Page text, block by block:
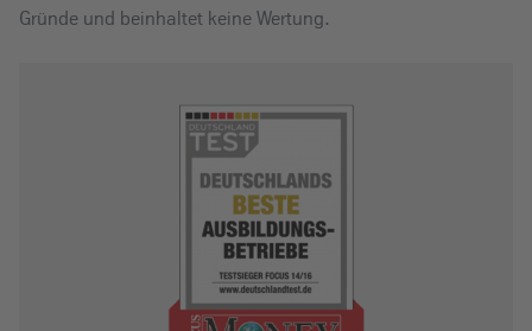
Gründe und beinhaltet keine Wertung.